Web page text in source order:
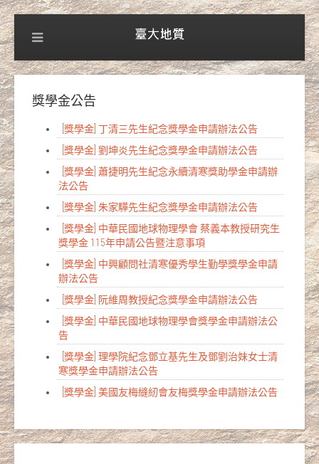
獎學金公告
[獎學金] 丁清三先生紀念獎學金申請辦法公告
[獎學金] 劉坤炎先生紀念獎學金申請辦法公告
[獎學金] 蕭捷明先生紀念永續清寒獎助學金申請辦
法公告
[獎學金] 朱家驊先生紀念獎學金申請辦法公告
[獎學金] 中華民國地球物理學會 蔡義本教授研究生
獎學金 115年申請公告暨注意事項
[獎學金] 中興顧問社清寒優秀學生勤學獎學金申請
辦法公告
[獎學金] 阮維周教授紀念獎學金申請辦法公告
[獎學金] 中華民國地球物理學會獎學金申請辦法公
告
[獎學金] 理學院紀念鄧立基先生及鄧劉治妹女士清
寒獎學金申請辦法公告
[獎學金] 美國友梅縫紉會友梅獎學金申請辦法公告